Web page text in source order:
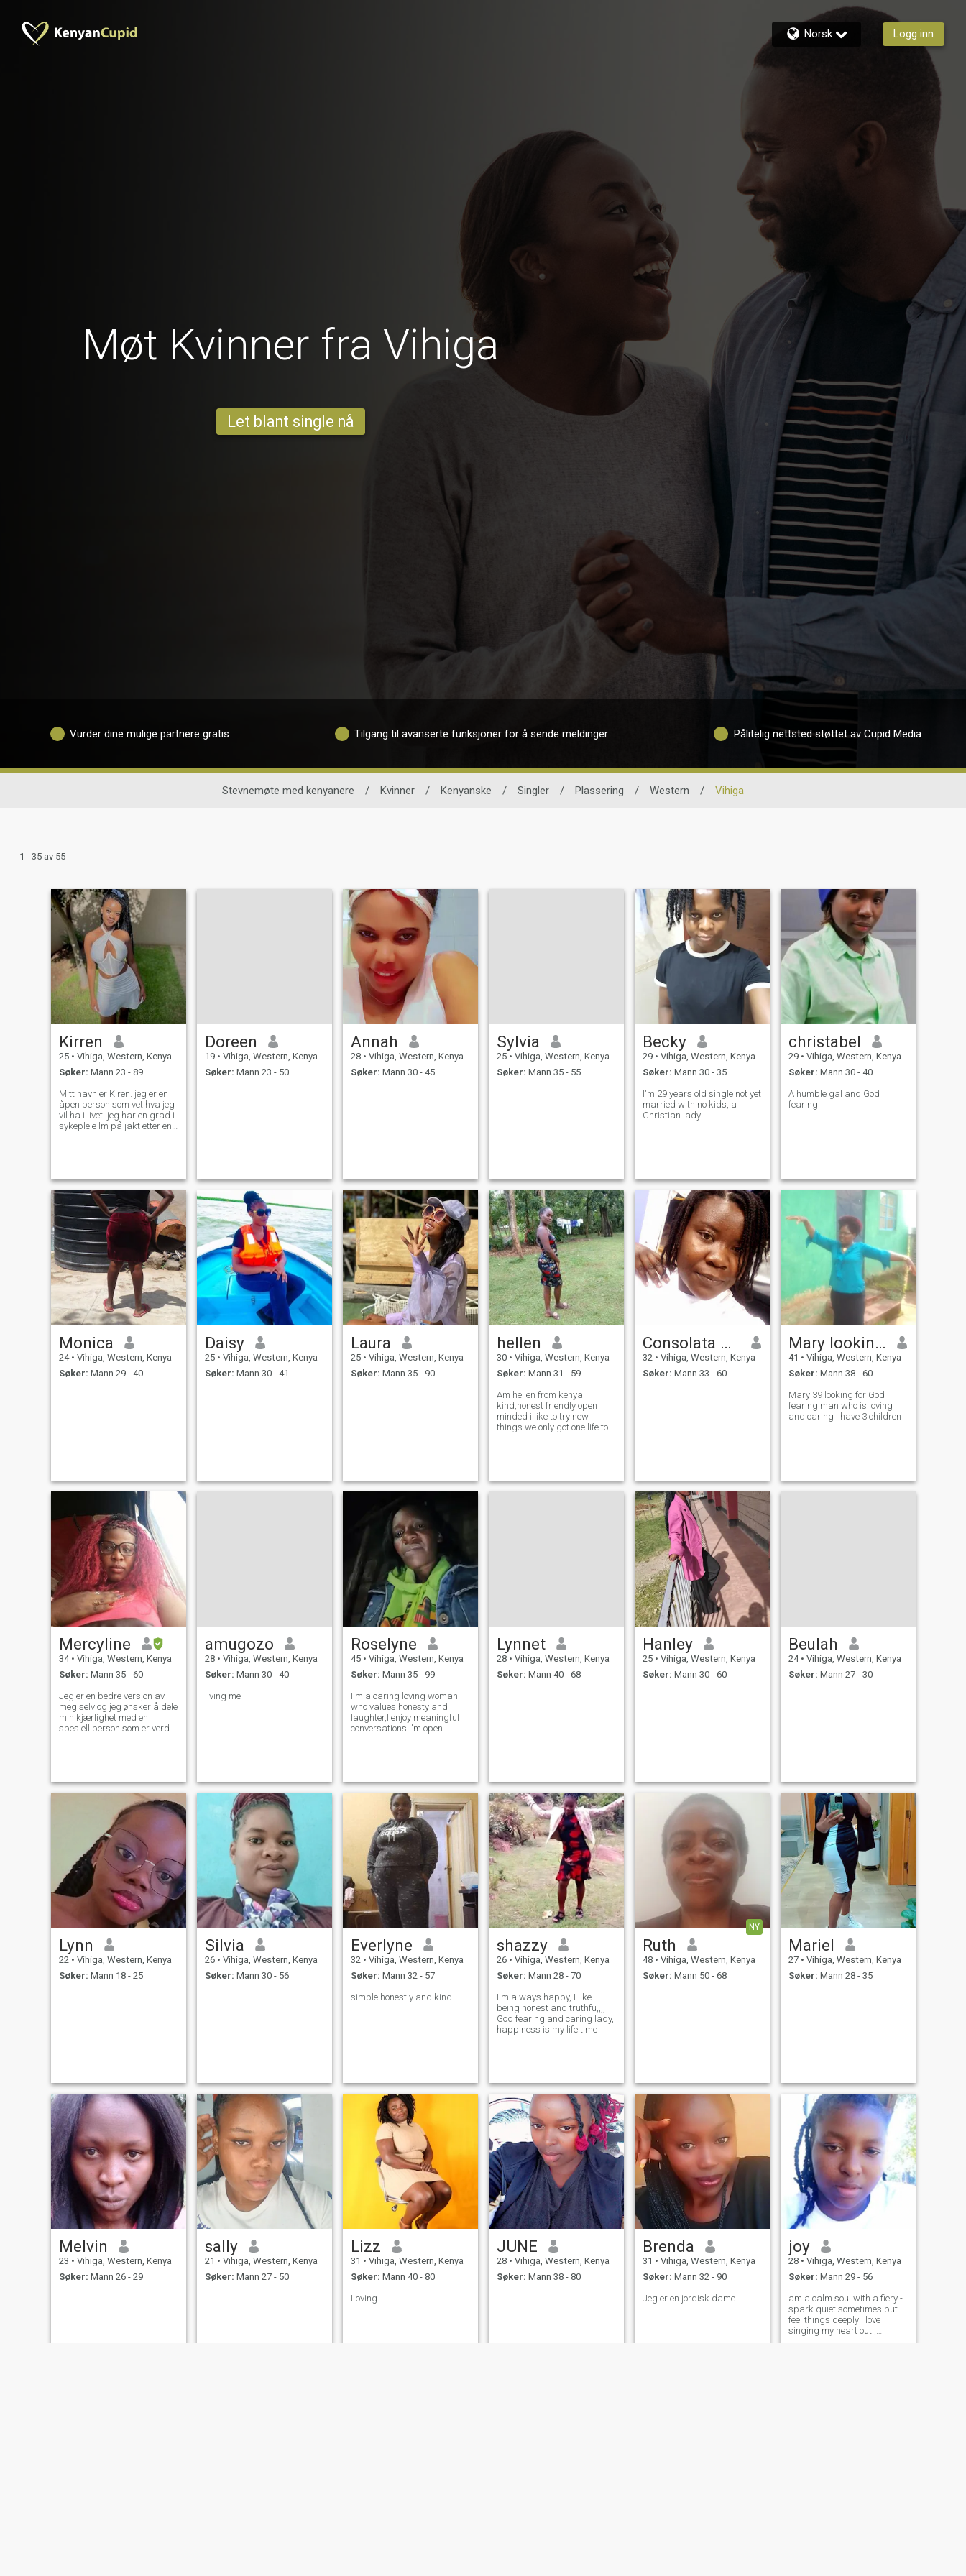
Norsk Logg inn
Møt Kvinner fra Vihiga
Let blant single nå
Vurder dine mulige partnere gratis Tilgang til avanserte funksjoner for å sende meldinger Pålitelig nettsted støttet av Cupid Media
Stevnemøte med kenyanere / Kvinner / Kenyanske / Singler / Plassering / Western / Vihiga
1 - 35 av 55
Kirren
25 • Vihiga, Western, Kenya
Søker: Mann 23 - 89
Mitt navn er Kiren. jeg er en
åpen person som vet hva jeg
vil ha i livet. jeg har en grad i
sykepleie lm på jakt etter en
vi skal ha det beste livet
sammen. jeg elsker også
jordbruk. jeg har mitt eget
land og jeg vil vise meg rundt
min mann hvis jeg får en
seriøs en
Doreen
19 • Vihiga, Western, Kenya
Søker: Mann 23 - 50
Annah
28 • Vihiga, Western, Kenya
Søker: Mann 30 - 45
Sylvia
25 • Vihiga, Western, Kenya
Søker: Mann 35 - 55
Becky
29 • Vihiga, Western, Kenya
Søker: Mann 30 - 35
I'm 29 years old single not yet
married with no kids, a
Christian lady
christabel
29 • Vihiga, Western, Kenya
Søker: Mann 30 - 40
A humble gal and God
fearing
Monica
24 • Vihiga, Western, Kenya
Søker: Mann 29 - 40
Daisy
25 • Vihiga, Western, Kenya
Søker: Mann 30 - 41
Laura
25 • Vihiga, Western, Kenya
Søker: Mann 35 - 90
hellen
30 • Vihiga, Western, Kenya
Søker: Mann 31 - 59
Am hellen from kenya
kind,honest friendly open
minded i like to try new
things we only got one life to
Consolata Alivitsa
32 • Vihiga, Western, Kenya
Søker: Mann 33 - 60
Mary looking for God fearing
41 • Vihiga, Western, Kenya
Søker: Mann 38 - 60
Mary 39 looking for God
fearing man who is loving
and caring I have 3 children
Mercyline
34 • Vihiga, Western, Kenya
Søker: Mann 35 - 60
Jeg er en bedre versjon av
meg selv og jeg ønsker å dele
min kjærlighet med en
spesiell person som er verdt
amugozo
28 • Vihiga, Western, Kenya
Søker: Mann 30 - 40
living me
Roselyne
45 • Vihiga, Western, Kenya
Søker: Mann 35 - 99
I'm a caring loving woman
who values honesty and
laughter,I enjoy meaningful
conversations.i'm open
Lynnet
28 • Vihiga, Western, Kenya
Søker: Mann 40 - 68
Hanley
25 • Vihiga, Western, Kenya
Søker: Mann 30 - 60
Beulah
24 • Vihiga, Western, Kenya
Søker: Mann 27 - 30
Lynn
22 • Vihiga, Western, Kenya
Søker: Mann 18 - 25
Silvia
26 • Vihiga, Western, Kenya
Søker: Mann 30 - 56
Everlyne
32 • Vihiga, Western, Kenya
Søker: Mann 32 - 57
simple honestly and kind
shazzy
26 • Vihiga, Western, Kenya
Søker: Mann 28 - 70
I'm always happy, I like
being honest and truthfu,,,,
God fearing and caring lady,
happiness is my life time
NY
Ruth
48 • Vihiga, Western, Kenya
Søker: Mann 50 - 68
Mariel
27 • Vihiga, Western, Kenya
Søker: Mann 28 - 35
Melvin
23 • Vihiga, Western, Kenya
Søker: Mann 26 - 29
sally
21 • Vihiga, Western, Kenya
Søker: Mann 27 - 50
Lizz
31 • Vihiga, Western, Kenya
Søker: Mann 40 - 80
Loving
JUNE
28 • Vihiga, Western, Kenya
Søker: Mann 38 - 80
Brenda
31 • Vihiga, Western, Kenya
Søker: Mann 32 - 90
Jeg er en jordisk dame.
joy
28 • Vihiga, Western, Kenya
Søker: Mann 29 - 56
am a calm soul with a fiery -
spark quiet sometimes but I
feel things deeply I love
singing my heart out ,